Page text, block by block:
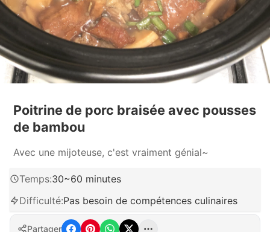
Poitrine de porc braisée avec pousses
de bambou
Avec une mijoteuse, c'est vraiment génial~
Temps:30~60 minutes
Difficulté:Pas besoin de compétences culinaires
Partager